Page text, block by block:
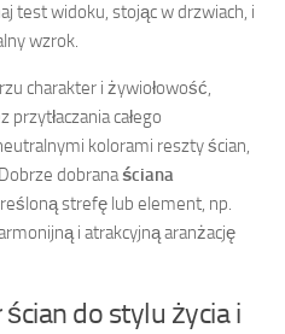
test widoku, stojąc w drzwiach, i
wzrok.
charakter i żywiołowość,
całego
kolorami reszty ścian,
dobranaściana
strefę lub element, np.
i atrakcyjną aranżację
do stylu życia i